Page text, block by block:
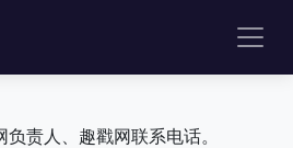
责人、趣戳网联系电话。